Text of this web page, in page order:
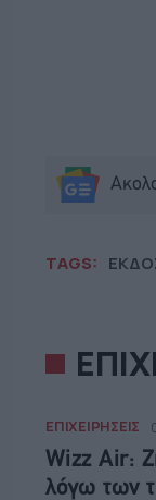
TAGS:
ΕΠΙΧΕΙΡΗΣΕΙΣ
Wizz Air:
λόγω των